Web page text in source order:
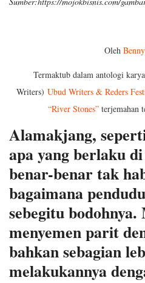
Oleh
Termaktub dalam antologi
Writers) Ubud Writers & Reders
“River Stones”terjemahan
Alamakjang,
apa yang berlaku
benar-benar tak
bagaimana
sebegitu
menyemen parit
bahkan sebagian
melakukannya